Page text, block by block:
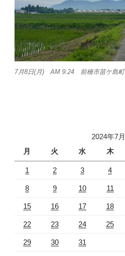
7月8日(月) AM 9:24 前橋市苗ケ島町
2024年7月
月
火 水 木
1 2 3 4
8 9 10 11
15 16 17 18
22 23 24 25
29 30 31